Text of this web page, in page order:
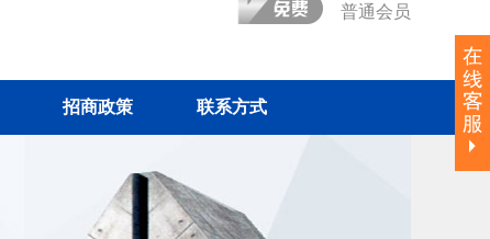
普通会员
招商政策 联系方式